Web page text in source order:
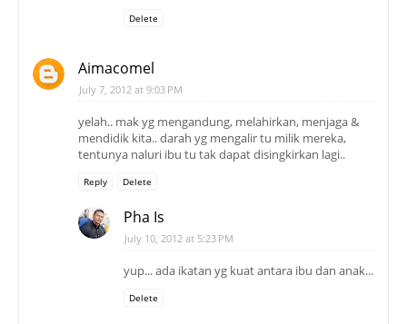
Delete
Aimacomel
July 7, 2012 at 9:03 PM
yelah.. mak yg mengandung, melahirkan, menjaga &
mendidik kita.. darah yg mengalir tu milik mereka,
tentunya naluri ibu tu tak dapat disingkirkan lagi..
Reply Delete
Pha Is
July 10, 2012 at 5:23 PM
yup... ada ikatan yg kuat antara ibu dan anak...
Delete